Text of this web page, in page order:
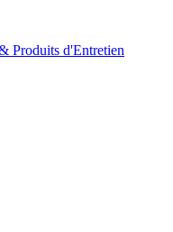
Produits d'Entretien